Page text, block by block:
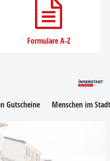
Formulare A-Z
Gutscheine Menschen im